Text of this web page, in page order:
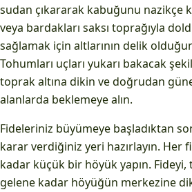
sudan çıkararak kabuğunu nazikçe
veya bardakları saksı toprağıyla
sağlamak için altlarının delik
Tohumları uçları yukarı bakacak
toprak altına dikin ve doğrudan
alanlarda beklemeye alın.
Fideleriniz büyümeye başladıktan
karar verdiğiniz yeri hazırlayın. Her
kadar küçük bir höyük yapın.
gelene kadar höyüğün merkezine